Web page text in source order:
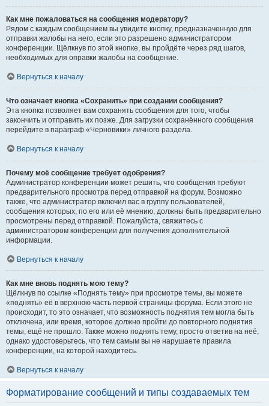
Как мне пожаловаться на сообщения модератору?
Рядом с каждым сообщением вы увидите кнопку, предназначенную для
отправки жалобы на него, если это разрешено администратором
конференции. Щёлкнув по этой кнопке, вы пройдёте через ряд шагов,
необходимых для оправки жалобы на сообщение.
Вернуться к началу
Что означает кнопка «Сохранить» при создании сообщения?
Эта кнопка позволяет вам сохранять сообщения для того, чтобы
закончить и отправить их позже. Для загрузки сохранённого сообщения
перейдите в параграф «Черновики» личного раздела.
Вернуться к началу
Почему моё сообщение требует одобрения?
Администратор конференции может решить, что сообщения требуют
предварительного просмотра перед отправкой на форум. Возможно
также, что администратор включил вас в группу пользователей,
сообщения которых, по его или её мнению, должны быть предварительно
просмотрены перед отправкой. Пожалуйста, свяжитесь с
администратором конференции для получения дополнительной
информации.
Вернуться к началу
Как мне вновь поднять мою тему?
Щёлкнув по ссылке «Поднять тему» при просмотре темы, вы можете
«поднять» её в верхнюю часть первой страницы форума. Если этого не
происходит, то это означает, что возможность поднятия тем могла быть
отключена, или время, которое должно пройти до повторного поднятия
темы, ещё не прошло. Также можно поднять тему, просто ответив на неё,
однако удостоверьтесь, что тем самым вы не нарушаете правила
конференции, на которой находитесь.
Вернуться к началу
Форматирование сообщений и типы создаваемых тем